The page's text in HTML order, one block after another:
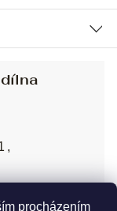
procházením